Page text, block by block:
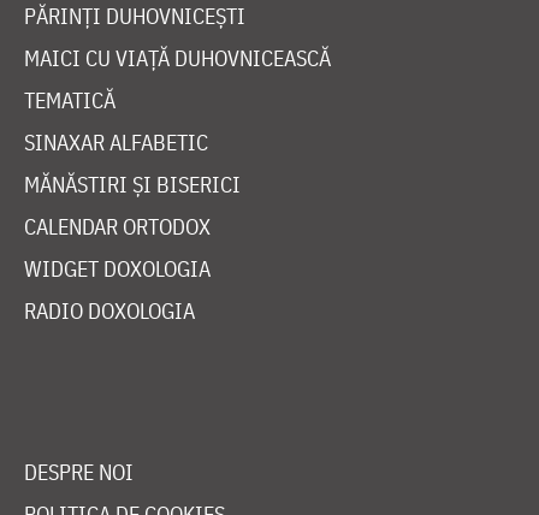
PĂRINȚI DUHOVNICEȘTI
MAICI CU VIAȚĂ DUHOVNICEASCĂ
TEMATICĂ
SINAXAR ALFABETIC
MĂNĂSTIRI ȘI BISERICI
CALENDAR ORTODOX
WIDGET DOXOLOGIA
RADIO DOXOLOGIA
DESPRE NOI